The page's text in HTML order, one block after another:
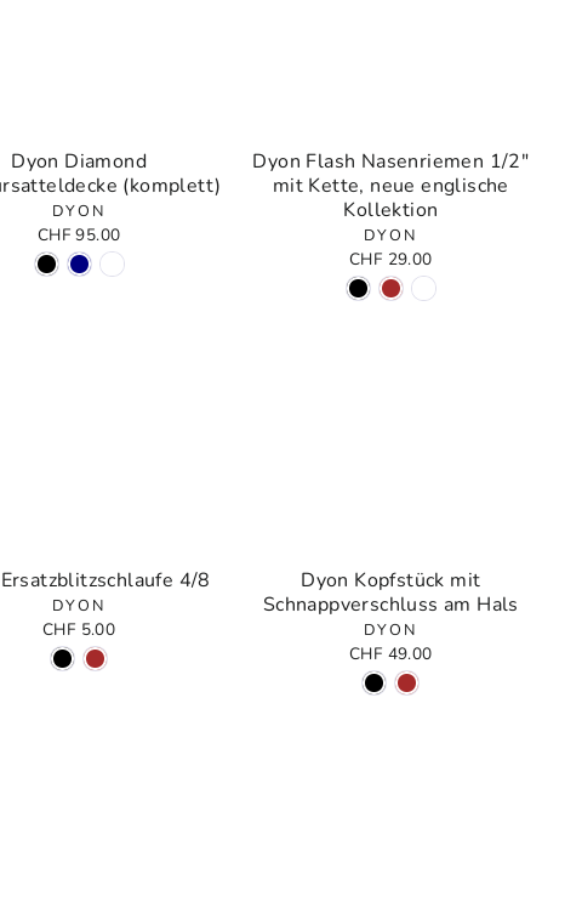
Dyon Diamond
(komplett)
DYON
CHF 95.00
Dyon Flash Nasenriemen 1/2"
mit Kette, neue englische
Kollektion
DYON
CHF 29.00
4/8
DYON
CHF 5.00
Dyon Kopfstück mit
Schnappverschluss am Hals
DYON
CHF 49.00